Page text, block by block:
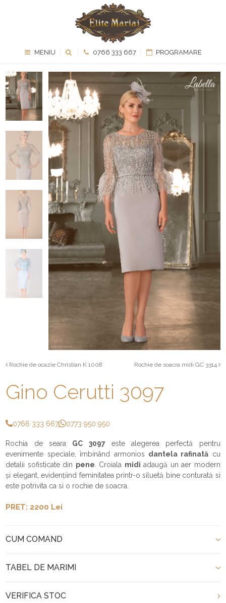
MENIU 0766 333 667 PROGRAMARE
Rochie de ocazie Christian K 1008 Rochie de soacra midi GC 3314
Gino Cerutti 3097
0766 333 667 0773 950 950
Rochia de seara GC 3097este alegerea perfectă pentru
evenimente speciale, îmbinând armonios dantela rafinată cu
detalii sofisticate din pene . Croiala midi adaugă un aer modern
și elegant, evidențiind feminitatea printr-o siluetă bine conturată si
este potrivita ca si o rochie de soacra.
PRET: 2200 Lei
CUM COMAND
TABEL DE MARIMI
VERIFICA STOC